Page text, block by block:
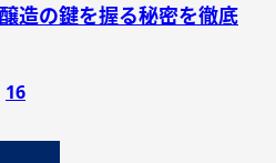
造の鍵を握る秘密を徹底
16